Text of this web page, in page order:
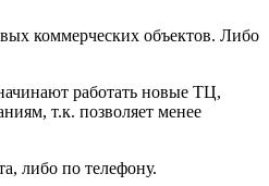
коммерческих объектов. Либо
работать новые ТЦ,
т.к. позволяет менее
либо по телефону.